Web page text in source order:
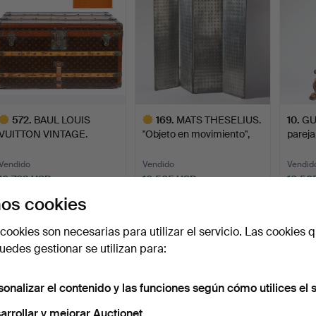
572. BAUL LOUIS
VINTAGE.
USD
169. MATS THESELIUS.
"Objeto en movimiento",
Vendido
10.505 USD
10.
cookies
son necesarias para utilizar el servicio. Las cookies
gestionar se utilizan para:
el contenido y las funciones según cómo utilices el